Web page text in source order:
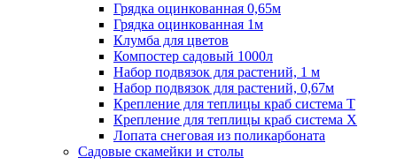
Грядка оцинкованная 0,65м
Грядка оцинкованная 1м
Клумба для цветов
Компостер садовый 1000л
Набор подвязок для растений, 1 м
Набор подвязок для растений, 0,67м
Крепление для теплицы краб система Т
Крепление для теплицы краб система Х
Лопата снеговая из поликарбоната
Садовые скамейки и столы